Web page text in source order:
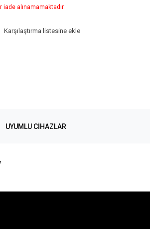
alınamamaktadır.
Karşılaştırma listesine ekle
UYUMLU CIHAZLAR